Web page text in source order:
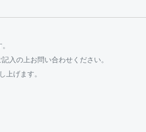
入の上お問い合わせください。
げます。